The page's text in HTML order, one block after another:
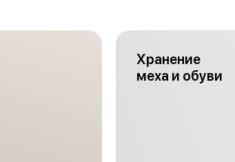
Хранение
меха и обуви